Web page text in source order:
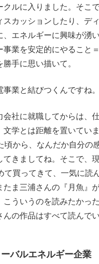
クルに入りました。そこ
スカッションしたり、デ
、エネルギーに興味が湧
事業を安定的にやること
手に思い描いて。
業と結びつくんですね。
社に就職してからは、
文学とは距離を置いてい
頃から、なんだか自分の
てきましてね。そこで、
て買ってきて、一気に読
ま三浦さんの『月魚』
こういうのを読みたかっ
の作品はすべて読んでい
バルエネルギー企業